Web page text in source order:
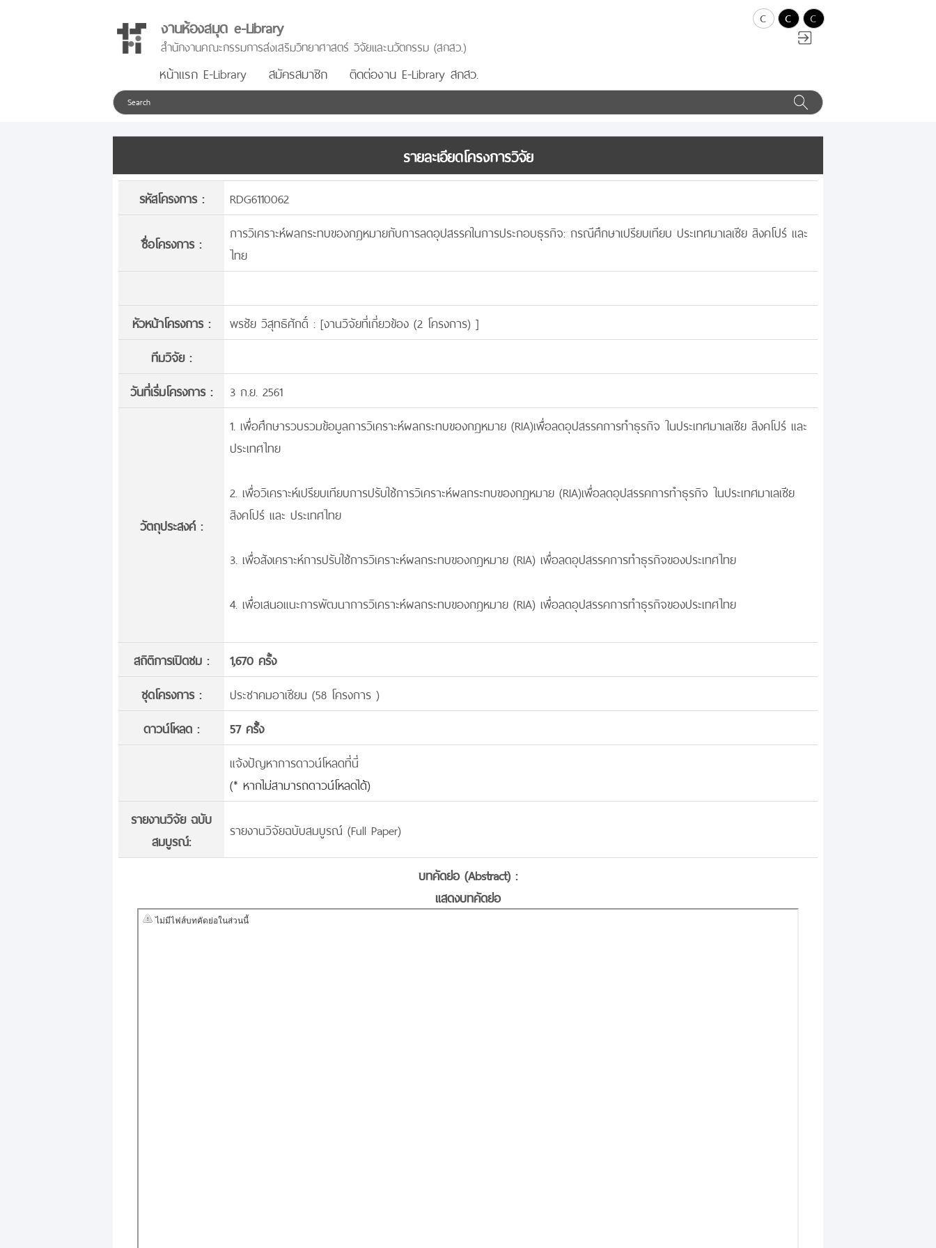
งานห้องสมุด e-Library
สำนักงานคณะกรรมการส่งเสริมวิทยาศาสตร์ วิจัยและนวัตกรรม (สกสว.)
หน้าแรก E-Library สมัครสมาชิก ติดต่องาน E-Library สกสว.
c c c
รายละเอียดโครงการวิจัย
รหัสโครงการ : RDG6110062
ชื่อโครงการ :
การวิเคราะห์ผลกระทบของกฎหมายกับการลดอุปสรรคในการประกอบธุรกิจ: กรณีศึกษาเปรียบเทียบ ประเทศมาเลเซีย สิงคโปร์ และ
ไทย
หัวหน้าโครงการ : พรชัย วิสุทธิศักดิ์ : [งานวิจัยที่เกี่ยวข้อง (2 โครงการ) ]
ทีมวิจัย :
วันที่เริ่มโครงการ :
3 ก.ย. 2561
วัตถุประสงค์ :
1. เพื่อศึกษารวบรวมข้อมูลการวิเคราะห์ผลกระทบของกฎหมาย (RIA)เพื่อลดอุปสรรคการทำธุรกิจ ในประเทศมาเลเซีย สิงคโปร์ และ
ประเทศไทย
2. เพื่อวิเคราะห์เปรียบเทียบการปรับใช้การวิเคราะห์ผลกระทบของกฎหมาย (RIA)เพื่อลดอุปสรรคการทำธุรกิจ ในประเทศมาเลเซีย
สิงคโปร์ และ ประเทศไทย
3. เพื่อสังเคราะห์การปรับใช้การวิเคราะห์ผลกระทบของกฎหมาย (RIA) เพื่อลดอุปสรรคการทำธุรกิจของประเทศไทย
4. เพื่อเสนอแนะการพัฒนาการวิเคราะห์ผลกระทบของกฎหมาย (RIA) เพื่อลดอุปสรรคการทำธุรกิจของประเทศไทย
สถิติการเปิดชม :
1,670 ครั้ง
ชุดโครงการ :
ประชาคมอาเซียน (58 โครงการ )
ดาวน์โหลด :
57 ครั้้ง
แจ้งปัญหาการดาวน์โหลดที่นี่
(* หากไม่สามารถดาวน์โหลดได้)
รายงานวิจัย ฉบับ
สมบูรณ์:
รายงานวิจัยฉบับสมบูรณ์ (Full Paper)
บทคัดย่อ (Abstract) :
แสดงบทคัดย่อ